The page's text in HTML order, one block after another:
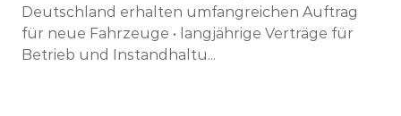
Deutschland erhalten umfangreichen Auftrag
für neue Fahrzeuge • langjährige Verträge für
Betrieb und Instandhaltu...